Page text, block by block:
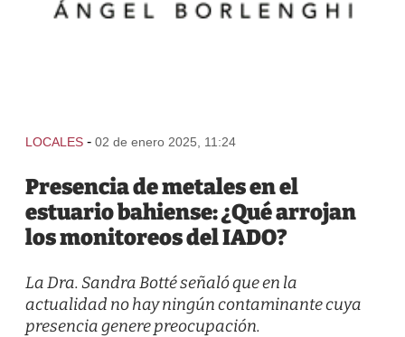
LOCALES - 02 de enero 2025, 11:24
Presencia de metales en el
estuario bahiense: ¿Qué arrojan
los monitoreos del IADO?
La Dra. Sandra Botté señaló que en la
actualidad no hay ningún contaminante cuya
presencia genere preocupación.